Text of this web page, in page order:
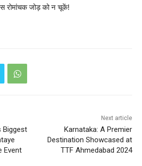
रोमांचक जोड़ को न चूकें!
Biggest
Event
Next article
Karnataka: A Premier
Destination Showcased at
TTF Ahmedabad 2024